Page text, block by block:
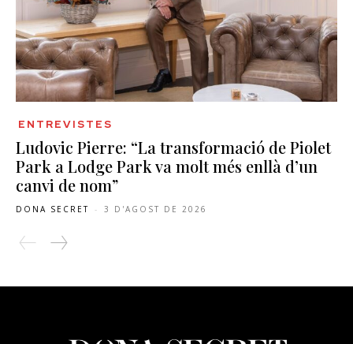
ENTREVISTES
Ludovic Pierre: “La transformació de Piolet
Park a Lodge Park va molt més enllà d’un
canvi de nom”
DONA SECRET - 3 D'AGOST DE 2026